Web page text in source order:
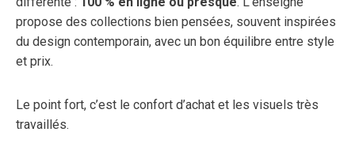
propose des collections bien pensées, souvent inspirées
du design contemporain, avec un bon équilibre entre style
et prix.
Le point fort, c’est le confort d’achat et les visuels très
travaillés.